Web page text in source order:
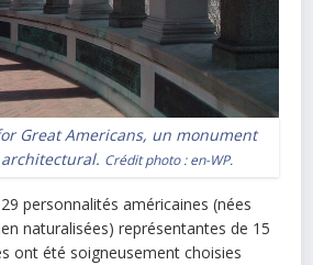
Great Americans, un monument
Crédit photo :en-WP.
personnalités américaines (nées
naturalisées) représentantes de 15
ont été soigneusement choisies